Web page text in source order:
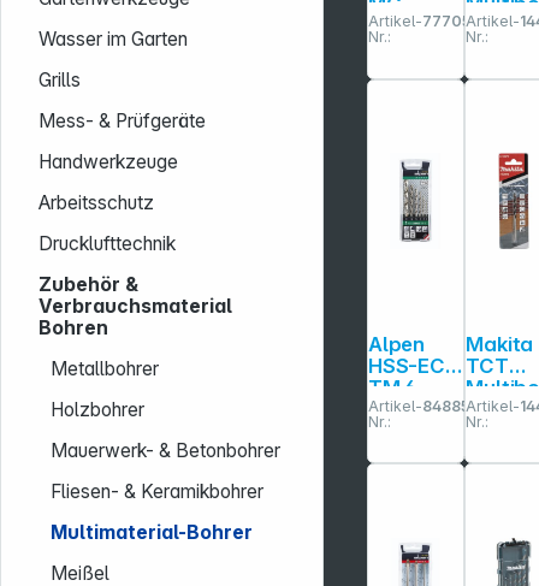
Wasser im Garten
Grills
Mess- & Prüfgeräte
Handwerkzeuge
Arbeitsschutz
Drucklufttechnik
Zubehör &
Verbrauchsmaterial
Bohren
Metallbohrer
Holzbohrer
Mauerwerk- & Betonbohrer
Fliesen- & Keramikbohrer
Multimaterial-Bohrer
Meißel
Bohrer
4x40x75
EXPERT
Artikel-
Nr.:
777051er
Artikel-
Nr.:
Alpen
HSS-ECo
TM 6
Artikel-
Nr.:
848850
Makita
TCT
er
5x85mm
Artikel-
Nr.: